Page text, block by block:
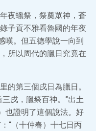
夜蠟祭，祭奠眾神，蒼
子貢不雅看魯國的年夜
嘆。但五德學說一向到
所以周代的臘日究竟在
的第三個戌日為臘日。
戌，臘祭百神。”出土
也證明了這個說法。好
“（十仲春）十七日丙